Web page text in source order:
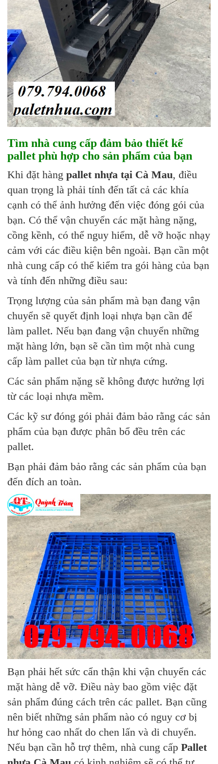
Tìm nhà cung cấp đảm bảo thiết kế
pallet phù hợp cho sản phẩm của bạn
Khi đặt hàng pallet nhựa tại Cà Mau, điều
quan trọng là phải tính đến tất cả các khía
cạnh có thể ảnh hưởng đến việc đóng gói của
bạn. Có thể vận chuyển các mặt hàng nặng,
cồng kềnh, có thể nguy hiểm, dễ vỡ hoặc nhạy
cảm với các điều kiện bên ngoài. Bạn cần một
nhà cung cấp có thể kiểm tra gói hàng của bạn
và tính đến những điều sau:
Trọng lượng của sản phẩm mà bạn đang vận
chuyển sẽ quyết định loại nhựa bạn cần để
làm pallet. Nếu bạn đang vận chuyển những
mặt hàng lớn, bạn sẽ cần tìm một nhà cung
cấp làm pallet của bạn từ nhựa cứng.
Các sản phẩm nặng sẽ không được hưởng lợi
từ các loại nhựa mềm.
Các kỹ sư đóng gói phải đảm bảo rằng các sản
phẩm của bạn được phân bổ đều trên các
pallet.
Bạn phải đảm bảo rằng các sản phẩm của bạn
đến đích an toàn.
Bạn phải hết sức cẩn thận khi vận chuyển các
mặt hàng dễ vỡ. Điều này bao gồm việc đặt
sản phẩm đúng cách trên các pallet. Bạn cũng
nên biết những sản phẩm nào có nguy cơ bị
hư hỏng cao nhất do chen lấn và di chuyển.
Nếu bạn cần hỗ trợ thêm, nhà cung cấp Pallet